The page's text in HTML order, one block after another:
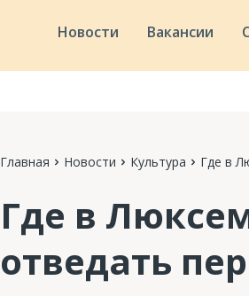
Новости Вакансии
Главная Новости Культура Где в
Где в
отведать